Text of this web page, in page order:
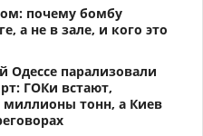
почему бомбу
а не в зале, и кого это
парализовали
ГОКи встают,
миллионы тонн, а Киев